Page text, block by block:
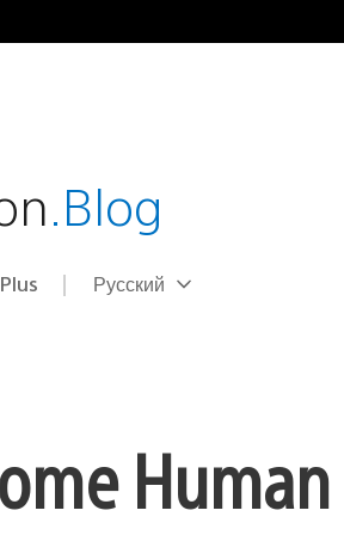
.Blog
Выбор
Выбранный
Русский